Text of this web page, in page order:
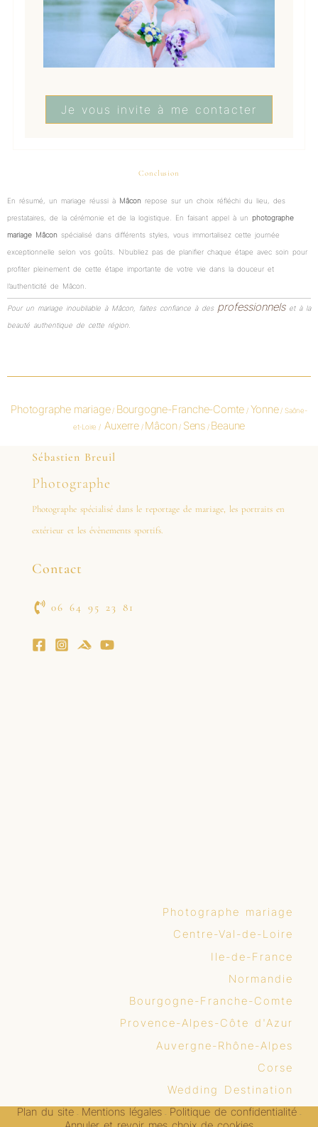
Je vous invite à me contacter
Conclusion
En résumé, un mariage réussi à Mâcon repose sur un choix réfléchi du lieu, des
prestataires, de la cérémonie et de la logistique. En faisant appel à un photographe
mariage Mâcon spécialisé dans différents styles, vous immortalisez cette journée
exceptionnelle selon vos goûts. N’oubliez pas de planifier chaque étape avec soin pour
profiter pleinement de cette étape importante de votre vie dans la douceur et
l’authenticité de Mâcon.
Pour un mariage inoubliable à Mâcon, faites confiance à des professionnelset à la
beauté authentique de cette région.
Photographe mariage/ Bourgogne-Franche-Comte / Yonne/ Saône-
et-Loire / Auxerre/ Mâcon/ Sens / Beaune
Sébastien Breuil
Photographe
Photographe spécialisé dans le reportage de mariage, les portraits en
extérieur et les évènements sportifs.
Contact
06 64 95 23 81
Photographe mariage
Centre-Val-de-Loire
Ile-de-France
Normandie
Bourgogne-Franche-Comte
Provence-Alpes-Côte d'Azur
Auvergne-Rhône-Alpes
Corse
Wedding Destination
Plan du site- Mentions légales- Politique de confidentialité-